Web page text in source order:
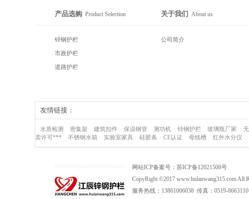
产品选购 Product Selection
锌钢护栏
市政护栏
道路护栏
关于我们 About us
公司简介
友情链接：
水质检测 密集架 建筑扣件 保温钢管 测功机 锌钢护栏 玻璃瓶厂家
卖许可***
不锈钢水箱 实验室家具 硅胶条 CE认证 母线槽 红外水分仪
网站ICP备案号： 苏ICP备12021508号
CopyRight ©2017 www.hulanwang315.com
服务热线：13861006038 传真：0519-